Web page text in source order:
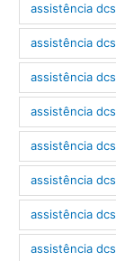
assistência
assistência
assistência
assistência
assistência
assistência
assistência
assistência